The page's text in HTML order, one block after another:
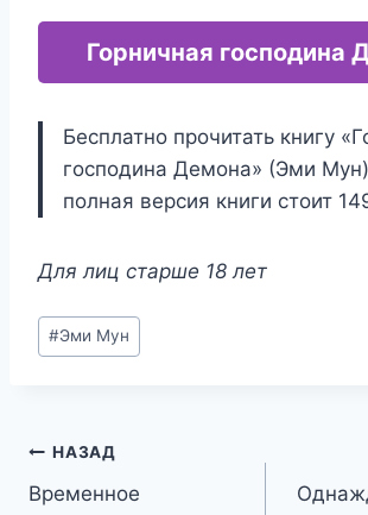
Горничная господина
Бесплатно прочитать книгу
господина Демона» (Эми
полная версия книги стоит
Для лиц старше 18 лет
Метки
записи:
#Эми Мун
Навигация
НАЗАД
Временное